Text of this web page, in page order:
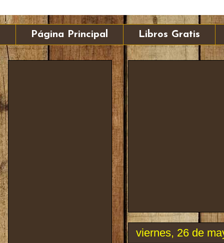
Página Principal Libros Gratis
viernes, 26 de